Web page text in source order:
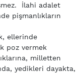
İlahi adalet
pişmanlıkların
ellerinde
poz vermek
milletten
yedikleri dayakta,